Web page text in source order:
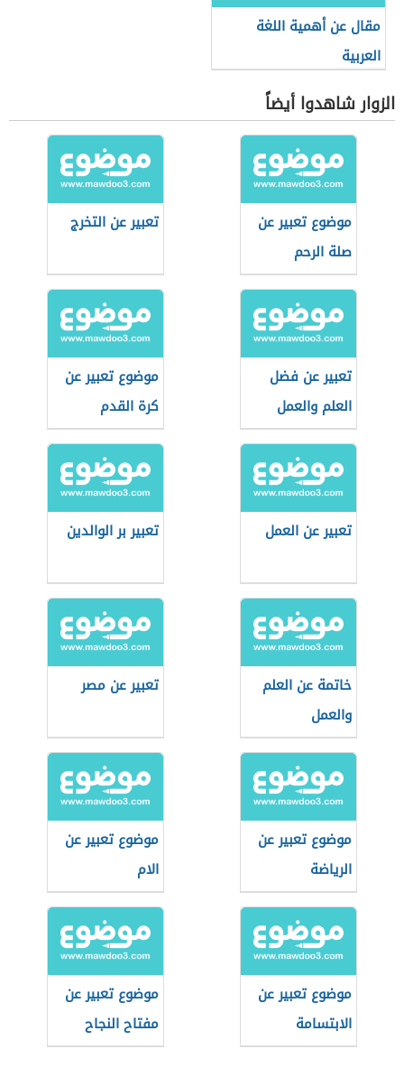
مقال عن أهمية اللغة
العربية
الزوار شاهدوا أيضاً
موضوع تعبير عن
صلة الرحم
تعبير عن التخرج
تعبير عن فضل
العلم والعمل
موضوع تعبير عن
كرة القدم
تعبير عن العمل تعبير بر الوالدين
خاتمة عن العلم
والعمل
تعبير عن مصر
موضوع تعبير عن
الرياضة
موضوع تعبير عن
الام
موضوع تعبير عن
الابتسامة
موضوع تعبير عن
مفتاح النجاح